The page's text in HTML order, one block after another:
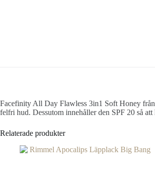
Facefinity All Day Flawless 3in1 Soft Honey
felfri hud. Dessutom innehåller den SPF 20 så
Relaterade produkter